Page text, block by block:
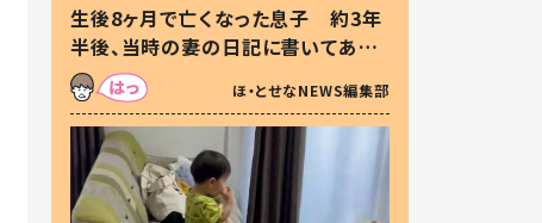
生後8ヶ月で亡くなった息子 約3年
半後、当時の妻の日記に書いてあっ
た本音とは
ほ・とせなNEWS編集部